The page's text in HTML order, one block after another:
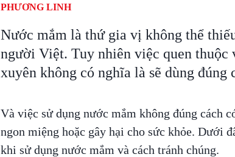
PHƯƠNG LINH
Nước mắm là thứ gia vị không thể
người Việt. Tuy nhiên việc quen thuộc
xuyên không có nghĩa là sẽ dùng đúng
Và việc sử dụng nước mắm không đúng cách
ngon miệng hoặc gây hại cho sức khỏe. Dưới
khi sử dụng nước mắm và cách tránh chúng.